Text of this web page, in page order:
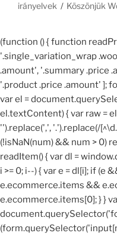
irányelvek
Köszönjük
(function () { function
'.single_variation_wrap
.amount', '.summary .price
'.product .price .amount' ];
var el =
el.textContent) { var raw =
'').replace(',', '.').replace(/
(!isNaN(num) && num > 0)
readItem() { var dl =
i >= 0; i--) { var e = dl[i]; if (e
e.ecommerce.items &&
e.ecommerce.items[0]; } }